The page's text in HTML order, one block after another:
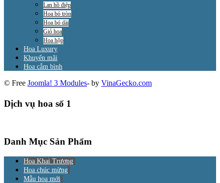
Lan hồ điệp
Hoa bó tròn
Hoa bó dài
Giỏ hoa
Hoa hộp
Hoa Luxury
Khuyến mãi
Hoa cắm bình
© Free Joomla! 3 Modules- by VinaGecko.com
Dịch vụ hoa số 1
Danh Mục Sản Phẩm
Hoa Khai Trương
Hoa chúc mừng
Mẫu hoa mới